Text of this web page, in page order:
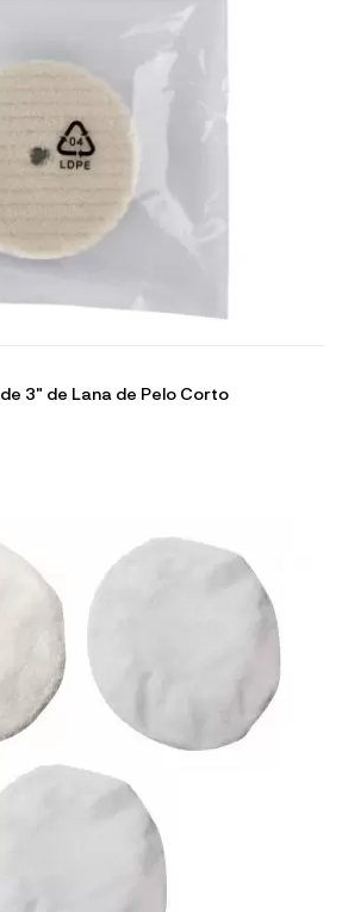
3" de Lana de Pelo Corto